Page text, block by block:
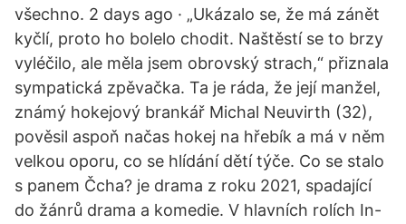
všechno. 2 days ago · „Ukázalo se, že má zánět
kyčlí, proto ho bolelo chodit. Naštěstí se to brzy
vyléčilo, ale měla jsem obrovský strach,“ přiznala
sympatická zpěvačka. Ta je ráda, že její manžel,
známý hokejový brankář Michal Neuvirth (32),
pověsil aspoň načas hokej na hřebík a má v něm
velkou oporu, co se hlídání dětí týče. Co se stalo
s panem Čcha? je drama z roku 2021, spadající
do žánrů drama a komedie. V hlavních rolích In-